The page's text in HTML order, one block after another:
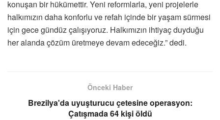
konuşan bir hükümettir. Yeni reformlarla, yeni projelerle
halkımızın daha konforlu ve refah içinde bir yaşam sürmesi
için gece gündüz çalışıyoruz. Halkımızın ihtiyaç duyduğu
her alanda çözüm üretmeye devam edeceğiz.” dedi.
Önceki Haber
Brezilya'da uyuşturucu çetesine operasyon:
Çatışmada 64 kişi öldü